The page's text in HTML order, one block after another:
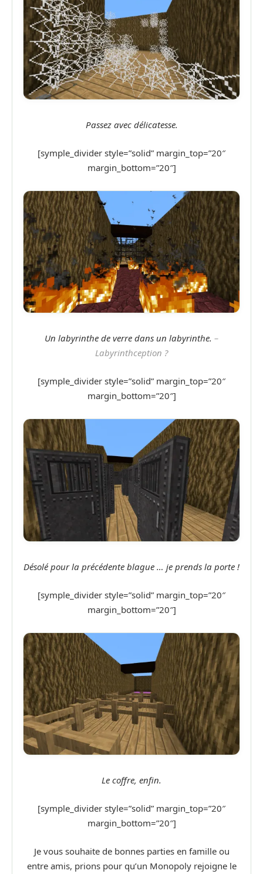
Passez avec délicatesse.
[symple_divider style=”solid” margin_top=”20″
margin_bottom=”20″]
Un labyrinthe de verre dans un labyrinthe. –
Labyrinthception ?
[symple_divider style=”solid” margin_top=”20″
margin_bottom=”20″]
Désolé pour la précédente blague … je prends la porte !
[symple_divider style=”solid” margin_top=”20″
margin_bottom=”20″]
Le coffre, enfin.
[symple_divider style=”solid” margin_top=”20″
margin_bottom=”20″]
Je vous souhaite de bonnes parties en famille ou
entre amis, prions pour qu’un Monopoly rejoigne le